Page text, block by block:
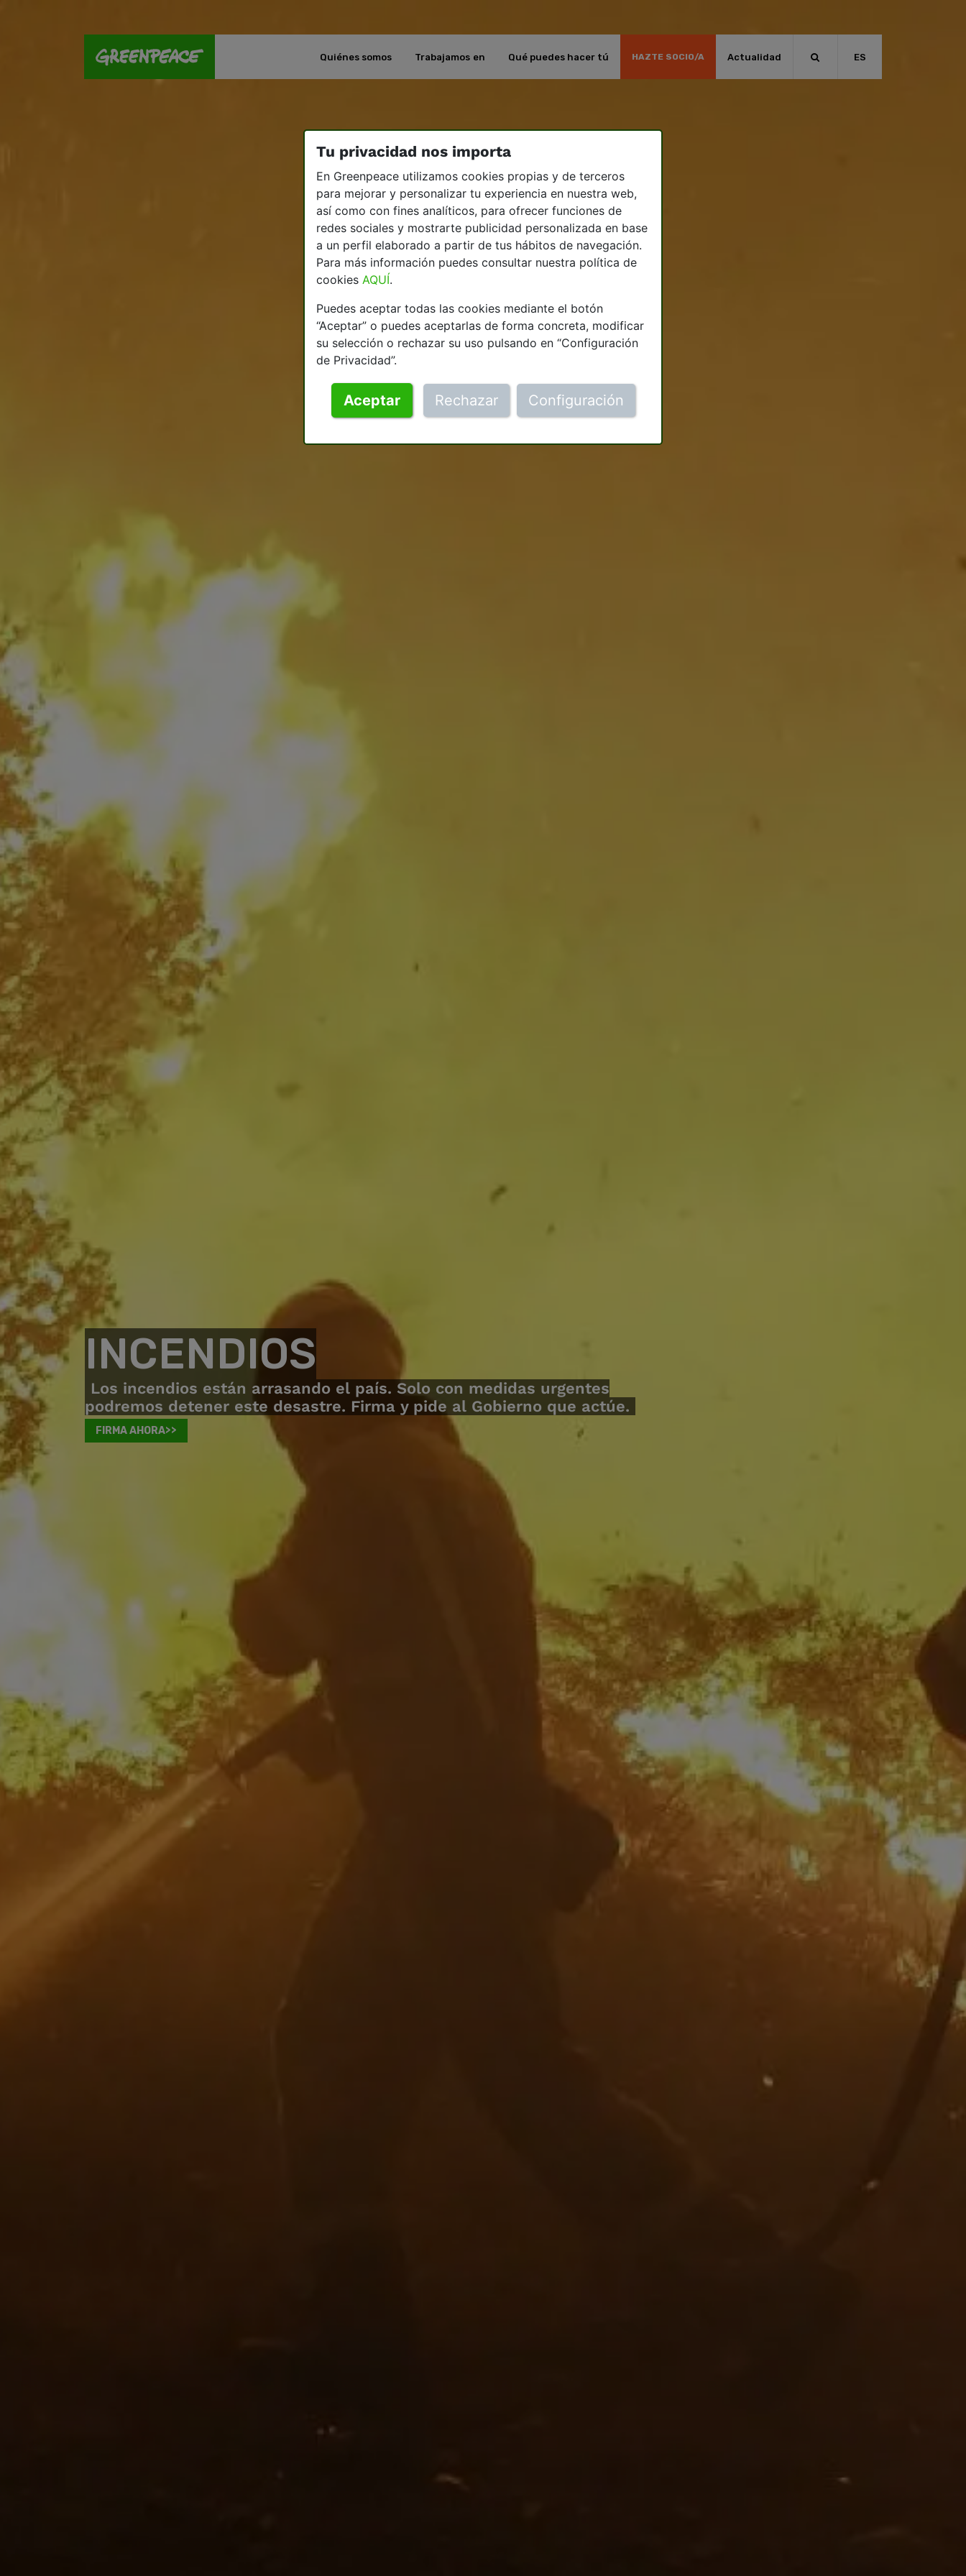
Quiénes somos Trabajamos en Qué puedes hacer tú HAZTE SOCIO/A Actualidad ES
INCENDIOS
Los incendios están arrasando el país. Solo con medidas urgentes
podremos detener este desastre. Firma y pide al Gobierno que actúe.
FIRMA AHORA>>
Tu privacidad nos importa
En Greenpeace utilizamos cookies propias y de terceros
para mejorar y personalizar tu experiencia en nuestra web,
así como con fines analíticos, para ofrecer funciones de
redes sociales y mostrarte publicidad personalizada en base
a un perfil elaborado a partir de tus hábitos de navegación.
Para más información puedes consultar nuestra política de
cookies AQUÍ.
Puedes aceptar todas las cookies mediante el botón
“Aceptar” o puedes aceptarlas de forma concreta, modificar
su selección o rechazar su uso pulsando en “Configuración
de Privacidad”.
Aceptar Rechazar Configuración